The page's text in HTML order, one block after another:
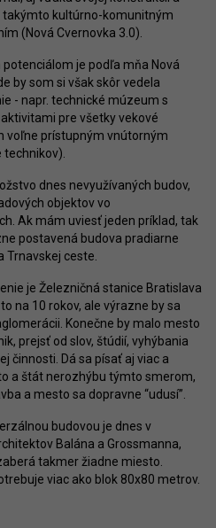
takýmto kultúrno-komunitným
(Nová Cvernovka 3.0).
je podľa mňa Nová
by som si však skôr vedela
- napr. technické múzeum s
pre všetky vekové
voľne prístupným vnútorným
technikov).
dnes nevyužívaných budov,
objektov vo
Ak mám uviesť jeden príklad, tak
postavená budova pradiarne
Trnavskej ceste.
je Železničná stanice Bratislava
na 10 rokov, ale výrazne by sa
Konečne by malo mesto
prejsť od slov, štúdií, vyhýbania
činnosti. Dá sa písať aj viac a
a štát nerozhýbu týmto smerom,
a mesto sa dopravne “udusí”.
budovou je dnes v
Balána a Grossmanna,
takmer žiadne miesto.
viac ako blok 80x80 metrov.